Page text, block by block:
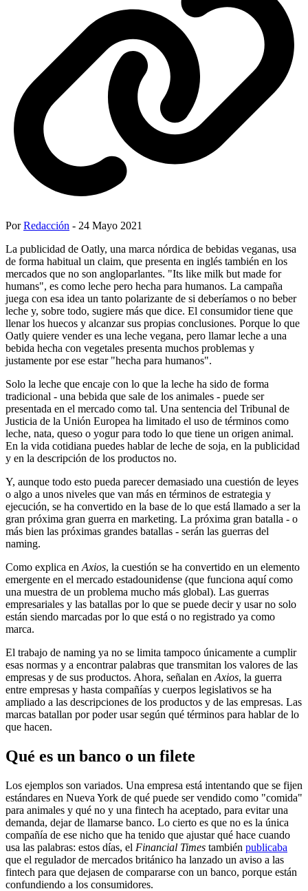
PorRedacción - 24 Mayo 2021
La publicidad de Oatly, una marca nórdica de bebidas veganas, usa
de forma habitual un claim, que presenta en inglés también en los
mercados que no son angloparlantes. "Its like milk but made for
humans", es como leche pero hecha para humanos. La campaña
juega con esa idea un tanto polarizante de si deberíamos o no beber
leche y, sobre todo, sugiere más que dice. El consumidor tiene que
llenar los huecos y alcanzar sus propias conclusiones. Porque lo que
Oatly quiere vender es una leche vegana, pero llamar leche a una
bebida hecha con vegetales presenta muchos problemas y
justamente por ese estar "hecha para humanos".
Solo la leche que encaje con lo que la leche ha sido de forma
tradicional - una bebida que sale de los animales - puede ser
presentada en el mercado como tal. Una sentencia del Tribunal de
Justicia de la Unión Europea ha limitado el uso de términos como
leche, nata, queso o yogur para todo lo que tiene un origen animal.
En la vida cotidiana puedes hablar de leche de soja, en la publicidad
y en la descripción de los productos no.
Y, aunque todo esto pueda parecer demasiado una cuestión de leyes
o algo a unos niveles que van más en términos de estrategia y
ejecución, se ha convertido en la base de lo que está llamado a ser la
gran próxima gran guerra en marketing. La próxima gran batalla - o
más bien las próximas grandes batallas - serán las guerras del
naming.
Como explica en Axios, la cuestión se ha convertido en un elemento
emergente en el mercado estadounidense (que funciona aquí como
una muestra de un problema mucho más global). Las guerras
empresariales y las batallas por lo que se puede decir y usar no solo
están siendo marcadas por lo que está o no registrado ya como
marca.
El trabajo de naming ya no se limita tampoco únicamente a cumplir
esas normas y a encontrar palabras que transmitan los valores de las
empresas y de sus productos. Ahora, señalan en Axios, la guerra
entre empresas y hasta compañías y cuerpos legislativos se ha
ampliado a las descripciones de los productos y de las empresas. Las
marcas batallan por poder usar según qué términos para hablar de lo
que hacen.
Qué es un banco o un filete
Los ejemplos son variados. Una empresa está intentando que se fijen
estándares en Nueva York de qué puede ser vendido como "comida"
para animales y qué no y una fintech ha aceptado, para evitar una
demanda, dejar de llamarse banco. Lo cierto es que no es la única
compañía de ese nicho que ha tenido que ajustar qué hace cuando
usa las palabras: estos días, el Financial Times también publicaba
que el regulador de mercados británico ha lanzado un aviso a las
fintech para que dejasen de compararse con un banco, porque están
confundiendo a los consumidores.